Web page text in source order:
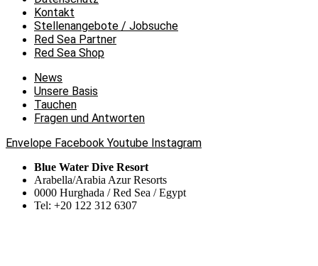
Kontakt
Stellenangebote / Jobsuche
Red Sea Partner
Red Sea Shop
News
Unsere Basis
Tauchen
Fragen und Antworten
Envelope Facebook Youtube Instagram
Blue Water Dive Resort
Arabella/Arabia Azur Resorts
0000 Hurghada / Red Sea / Egypt
Tel: +20 122 312 6307